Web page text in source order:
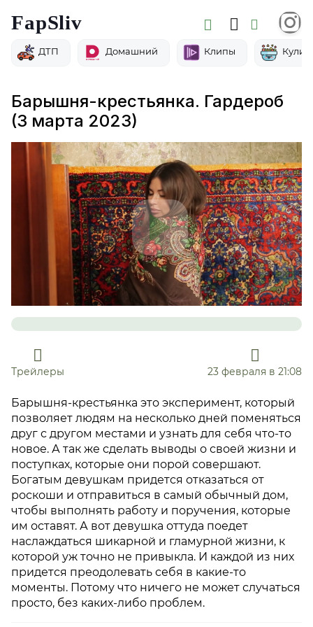
FapSliv
ДТП Домашний Клипы
Барышня-крестьянка. Гардероб
(3 марта 2023)
Трейлеры 23 февраля в 21:08
Барышня-крестьянка это эксперимент, который
позволяет людям на несколько дней поменяться
друг с другом местами и узнать для себя что-то
новое. А так же сделать выводы о своей жизни и
поступках, которые они порой совершают.
Богатым девушкам придется отказаться от
роскоши и отправиться в самый обычный дом,
чтобы выполнять работу и поручения, которые
им оставят. А вот девушка оттуда поедет
наслаждаться шикарной и гламурной жизни, к
которой уж точно не привыкла. И каждой из них
придется преодолевать себя в какие-то
моменты. Потому что ничего не может случаться
просто, без каких-либо проблем.